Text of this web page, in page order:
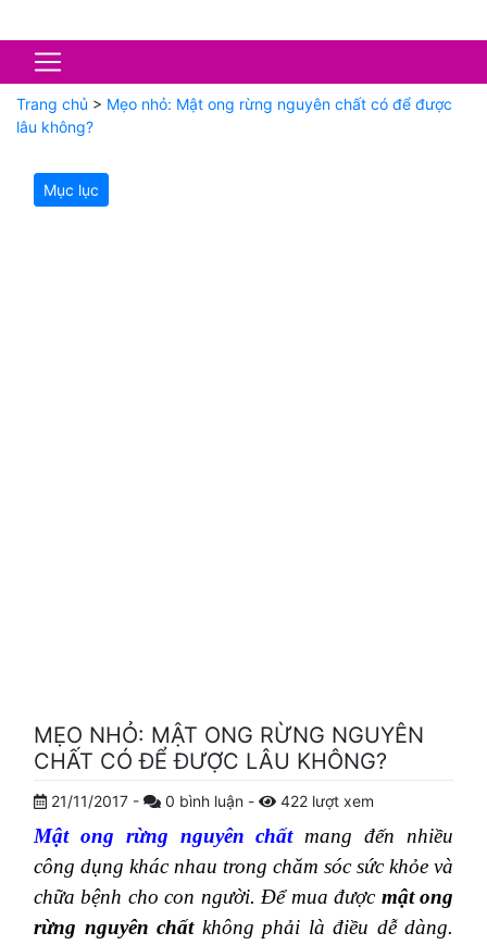
Trang chủ > Mẹo nhỏ: Mật ong rừng nguyên chất có để được
lâu không?
Mục lục
MẸO NHỎ: MẬT ONG RỪNG NGUYÊN
CHẤT CÓ ĐỂ ĐƯỢC LÂU KHÔNG?
21/11/2017 - 0 bình luận - 422 lượt xem
Mật ong rừng nguyên chấtmang đến nhiều
công dụng khác nhau trong chăm sóc sức khỏe và
chữa bệnh cho con người. Để mua được mật ong
rừng nguyên chấtkhông phải là điều dễ dàng.